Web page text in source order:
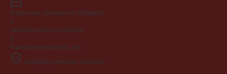
PaySecure checkout on GoDaddy
2
VerifyOwnership confirmed
3
Push Delivered within 24h
GoDaddy-protected checkout